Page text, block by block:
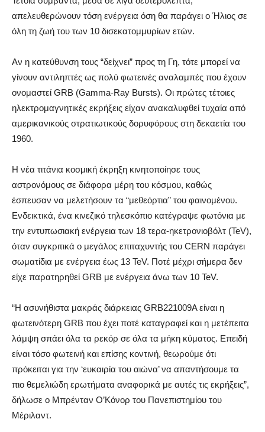
απελευθερώνουν τόση ενέργεια όση θα παράγει ο Ήλιος σε
όλη τη ζωή του των 10 δισεκατομμυρίων ετών.
Αν η κατεύθυνση τους “δείχνει” προς τη Γη, τότε μπορεί να
γίνουν αντιληπτές ως πολύ φωτεινές αναλαμπές που έχουν
ονομαστεί GRB (Gamma-Ray Bursts). Οι πρώτες τέτοιες
ηλεκτρομαγνητικές εκρήξεις είχαν ανακαλυφθεί τυχαία από
αμερικανικούς στρατιωτικούς δορυφόρους στη δεκαετία του
1960.
Η νέα τιτάνια κοσμική έκρηξη κινητοποίησε τους
αστρονόμους σε διάφορα μέρη του κόσμου, καθώς
έσπευσαν να μελετήσουν τα “μεθεόρτια” του φαινομένου.
Ενδεικτικά, ένα κινεζικό τηλεσκόπιο κατέγραψε φωτόνια με
την εντυπωσιακή ενέργεια των 18 τερα-ηκετρονιοβόλτ (TeV),
όταν συγκριτικά ο μεγάλος επιταχυντής του CERN παράγει
σωματίδια με ενέργεια έως 13 TeV. Ποτέ μέχρι σήμερα δεν
είχε παρατηρηθεί GRB με ενέργεια άνω των 10 TeV.
“Η ασυνήθιστα μακράς διάρκειας GRB221009A είναι η
φωτεινότερη GRB που έχει ποτέ καταγραφεί και η μετέπειτα
λάμψη σπάει όλα τα ρεκόρ σε όλα τα μήκη κύματος. Επειδή
είναι τόσο φωτεινή και επίσης κοντινή, θεωρούμε ότι
πρόκειται για την ‘ευκαιρία του αιώνα’ να απαντήσουμε τα
πιο θεμελιώδη ερωτήματα αναφορικά με αυτές τις εκρήξεις”,
δήλωσε ο Μπρένταν Ο’Κόνορ του Πανεπιστημίου του
Μέριλαντ.